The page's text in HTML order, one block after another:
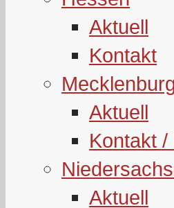
Aktuell
Kontakt
Aktuell
Kontakt /
Aktuell